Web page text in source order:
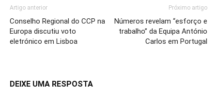
Artigo anterior
Conselho Regional do CCP na
Europa discutiu voto
eletrónico em Lisboa
Próximo artigo
Números revelam “esforço e
trabalho” da Equipa António
Carlos em Portugal
DEIXE UMA RESPOSTA